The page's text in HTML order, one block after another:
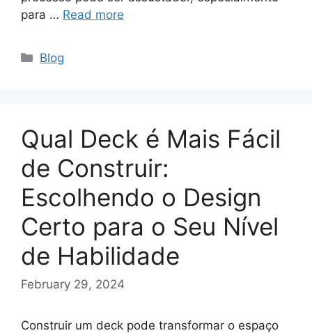
para … Read more
Categories
Blog
Qual Deck é Mais Fácil
de Construir:
Escolhendo o Design
Certo para o Seu Nível
de Habilidade
February 29, 2024
Construir um deck pode transformar o espaço